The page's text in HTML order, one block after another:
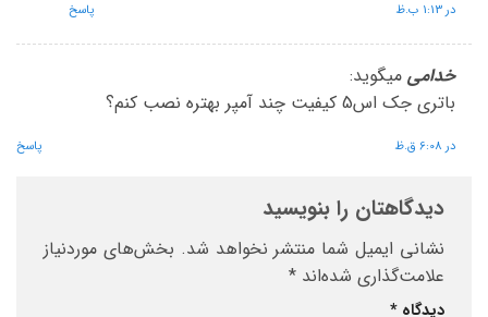
در 1:13 ب.ظ پاسخ
خدامی میگوید:
باتری جک اس5 کیفیت چند آمپر بهتره نصب کنم؟
در 6:08 ق.ظ پاسخ
دیدگاهتان را بنویسید
نشانی ایمیل شما منتشر نخواهد شد. بخش‌های موردنیاز
علامت‌گذاری شده‌اند *
دیدگاه *